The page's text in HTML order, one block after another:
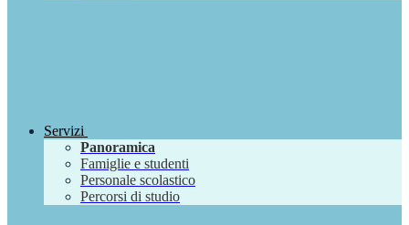
Servizi
Panoramica
Famiglie e studenti
Personale scolastico
Percorsi di studio